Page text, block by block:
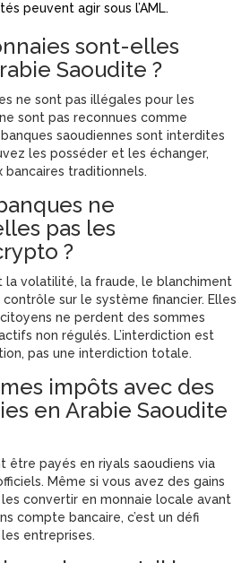
peuvent agir sous l’AML.
sont-elles
Saoudite ?
ne sont pas illégales pour les
sont pas reconnues comme
saoudiennes sont interdites
les posséder et les échanger,
bancaires traditionnels.
ne
pas les
?
la volatilité, la fraude, le blanchiment
sur le système financier. Elles
ne perdent des sommes
non régulés. L’interdiction est
pas une interdiction totale.
impôts avec des
en Arabie Saoudite
être payés en riyals saoudiens via
Même si vous avez des gains
convertir en monnaie locale avant
compte bancaire, c’est un défi
entreprises.